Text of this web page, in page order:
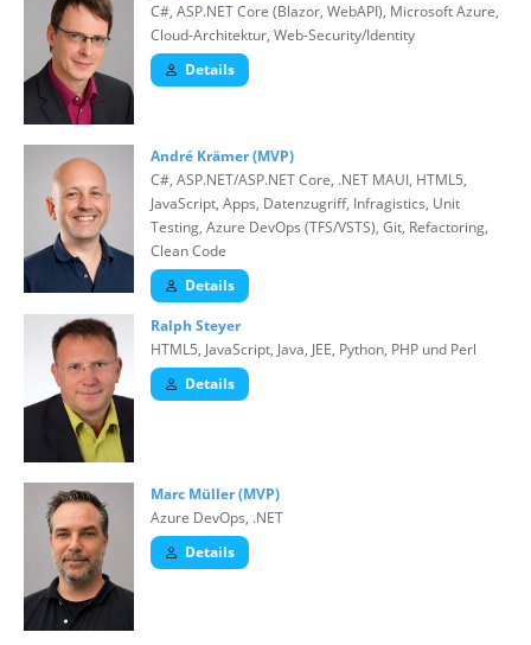
C#, ASP.NET Core (Blazor, WebAPI), Microsoft Azure,
Cloud-Architektur, Web-Security/Identity
Details
André Krämer (MVP)
C#, ASP.NET/ASP.NET Core, .NET MAUI, HTML5,
JavaScript, Apps, Datenzugriff, Infragistics, Unit
Testing, Azure DevOps (TFS/VSTS), Git, Refactoring,
Clean Code
Details
Ralph Steyer
HTML5, JavaScript, Java, JEE, Python, PHP und Perl
Details
Marc Müller (MVP)
Azure DevOps, .NET
Details